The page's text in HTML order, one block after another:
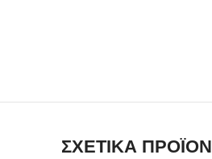
ΣΧΕΤΙΚΆ